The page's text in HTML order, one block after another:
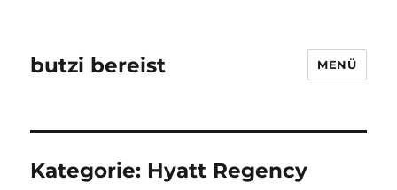
butzi bereist MENÜ
Kategorie: Hyatt Regency